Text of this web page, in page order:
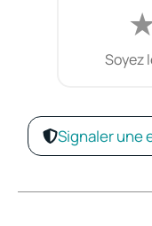
Soyez
Signaler une